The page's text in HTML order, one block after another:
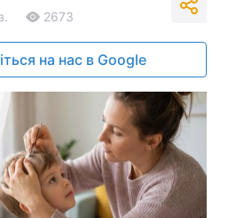
2673
на нас в Google